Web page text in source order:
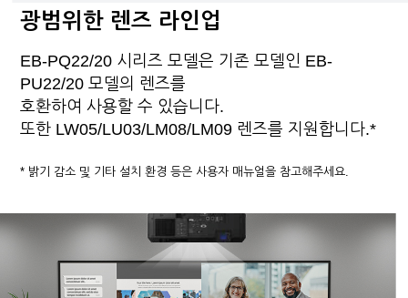
광범위한 렌즈 라인업
EB-PQ22/20 시리즈 모델은 기존 모델인 EB-
PU22/20 모델의 렌즈를
호환하여 사용할 수 있습니다.
또한 LW05/LU03/LM08/LM09 렌즈를 지원합니다.*
* 밝기 감소 및 기타 설치 환경 등은 사용자 매뉴얼을 참고해주세요.